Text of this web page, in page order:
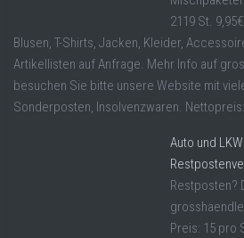
2119 St.
Blusen, T-Shirts, Jacken, Kleider,
Artikellisten auf Anfrage. Mehr Info auf
besuchen Sie bitte unsere Website mit
Sonderposten, Insolvenzwaren.
Auto und
Restposten?
Preis: 15 pro